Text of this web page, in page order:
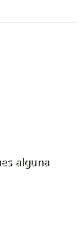
alguna